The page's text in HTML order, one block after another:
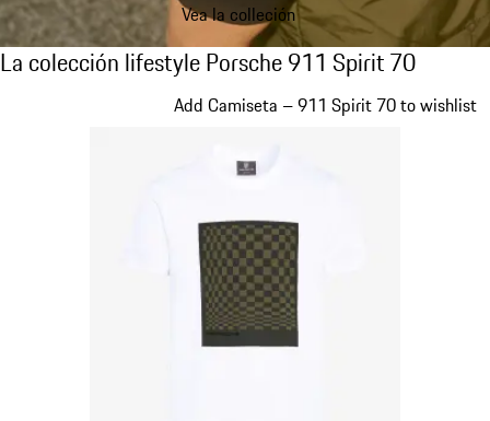
Vea la colleción
La colección lifestyle Porsche 911 Spirit 70
La colección lifestyle Porsche 911 Spirit 70
Add Camiseta – 911 Spirit 70 to wishlist